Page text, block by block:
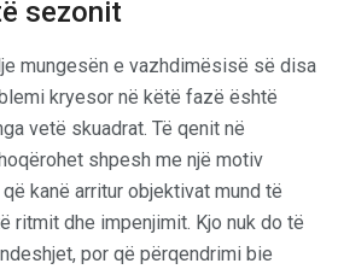
sezonit
mungesën e vazhdimësisë së disa
kryesor në këtë fazë është
vetë skuadrat. Të qenit në
shpesh me një motiv
kanë arritur objektivat mund të
ritmit dhe impenjimit. Kjo nuk do të
por që përqendrimi bie